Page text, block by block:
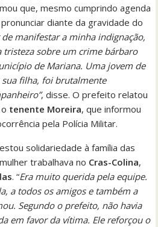
que, mesmo cumprindo agenda
diante da gravidade do
manifestar a minha indignação,
tristeza sobre um crime bárbaro
de Mariana. Uma jovem de
filha, foi brutalmente
, disse. O prefeito relatou
tenente Moreira, que informou
pela Polícia Militar.
solidariedade à família das
trabalhava no Cras-Colina,
. “Era muito querida pela equipe.
a todos os amigos e também a
Segundo o prefeito, não havia
em favor da vítima. Ele reforçou o